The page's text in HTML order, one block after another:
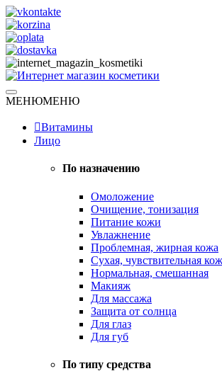
Skip
to
content
Интернет магазин
Натуральная косметика
МЕНЮМЕНЮ
Витамины
Лицо
По назначению
Омоложение
Очищение, тонизация
Питание кожи
Увлажнение
Проблемная, жирная кожа
Сухая, чувствительная
Нормальная, смешанная
Макияж
Для массажа
Защита от солнца
Для глаз
Для губ
По типу средства